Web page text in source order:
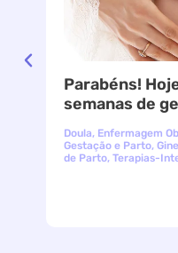
Parabéns!
semanas de
Doula, Enfermagem
Gestação e Parto,
de Parto,Terapias-